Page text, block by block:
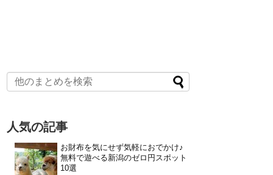
人気の記事
お財布を気にせず気軽におでかけ♪
無料で遊べる新潟のゼロ円スポット
10選